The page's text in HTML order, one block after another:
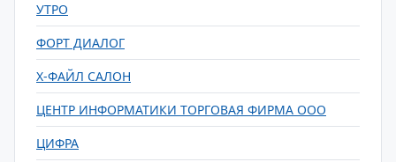
УТРО
ФОРТ ДИАЛОГ
Х-ФАЙЛ САЛОН
ЦЕНТР ИНФОРМАТИКИ ТОРГОВАЯ ФИРМА ООО
ЦИФРА